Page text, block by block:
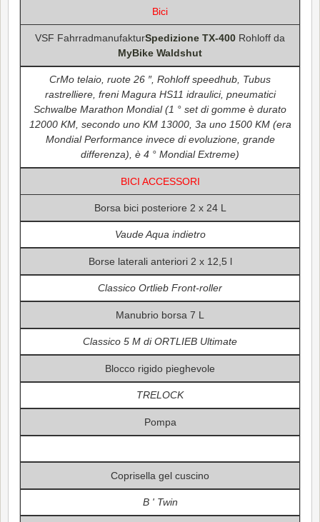
Bici
VSF FahrradmanufakturSpedizione TX-400 Rohloff da
MyBike Waldshut
CrMo telaio, ruote 26 ″, Rohloff speedhub, Tubus
rastrelliere, freni Magura HS11 idraulici, pneumatici
Schwalbe Marathon Mondial (1 ° set di gomme è durato
12000 KM, secondo uno KM 13000, 3a uno 1500 KM (era
Mondial Performance invece di evoluzione, grande
differenza), è 4 ° Mondial Extreme)
BICI ACCESSORI
Borsa bici posteriore 2 x 24 L
Vaude Aqua indietro
Borse laterali anteriori 2 x 12,5 l
Classico Ortlieb Front-roller
Manubrio borsa 7 L
Classico 5 M di ORTLIEB Ultimate
Blocco rigido pieghevole
TRELOCK
Pompa
Coprisella gel cuscino
B ' Twin